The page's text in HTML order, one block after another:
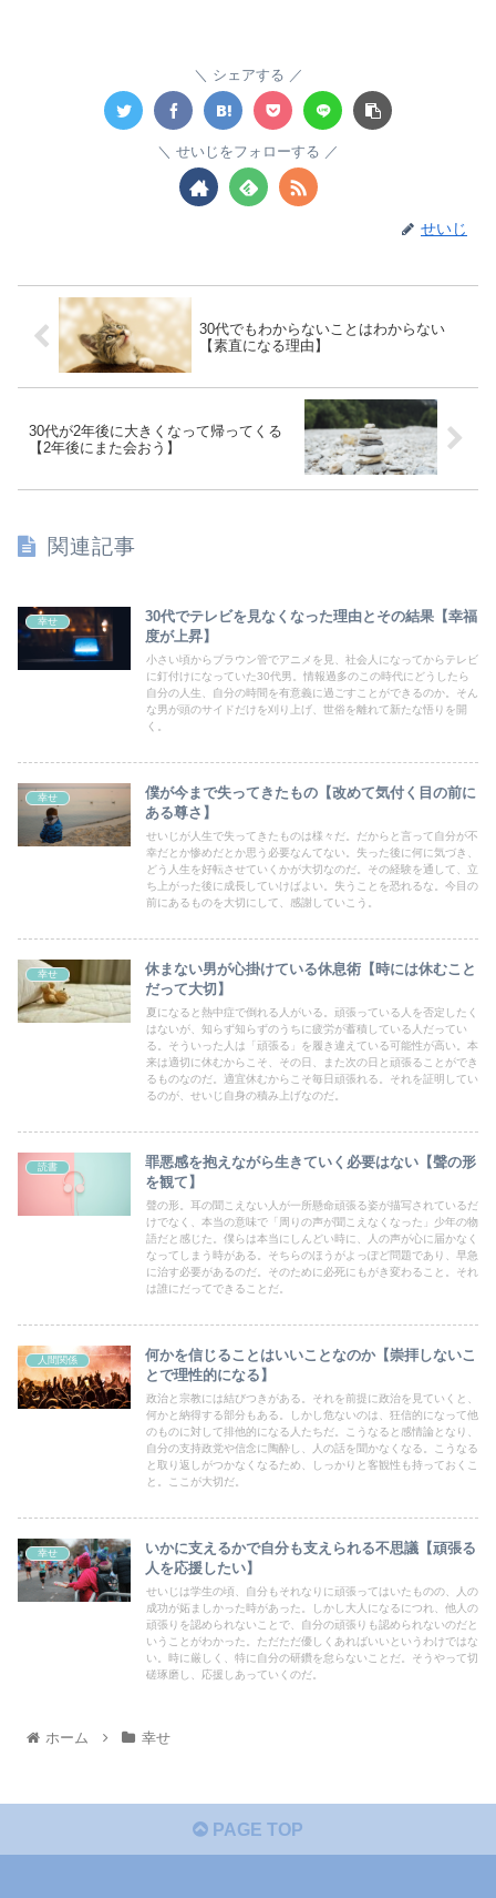
シェアする
せいじをフォローする
せいじ
30代でもわからないことはわからない
【素直になる理由】
30代が2年後に大きくなって帰ってくる
【2年後にまた会おう】
関連記事
幸せ
30代でテレビを見なくなった理由とその結果【幸福
度が上昇】
小さい頃からブラウン管でアニメを見、社会人になってからテレビ
に釘付けになっていた30代男。情報過多のこの時代にどうしたら
自分の人生、自分の時間を有意義に過ごすことができるのか。そん
な男が頭のサイドだけを刈り上げ、世俗を離れて新たな悟りを開
く。
幸せ
僕が今まで失ってきたもの【改めて気付く目の前に
ある尊さ】
せいじが人生で失ってきたものは様々だ。だからと言って自分が不
幸だとか惨めだとか思う必要なんてない。失った後に何に気づき、
どう人生を好転させていくかが大切なのだ。その経験を通して、立
ち上がった後に成長していけばよい。失うことを恐れるな。今目の
前にあるものを大切にして、感謝していこう。
幸せ
休まない男が心掛けている休息術【時には休むこと
だって大切】
夏になると熱中症で倒れる人がいる。頑張っている人を否定したく
はないが、知らず知らずのうちに疲労が蓄積している人だってい
る。そういった人は「頑張る」を履き違えている可能性が高い。本
来は適切に休むからこそ、その日、また次の日と頑張ることができ
るものなのだ。適宜休むからこそ毎日頑張れる。それを証明してい
るのが、せいじ自身の積み上げなのだ。
読書
罪悪感を抱えながら生きていく必要はない【聲の形
を観て】
聲の形。耳の聞こえない人が一所懸命頑張る姿が描写されているだ
けでなく、本当の意味で「周りの声が聞こえなくなった」少年の物
語だと感じた。僕らは本当にしんどい時に、人の声が心に届かなく
なってしまう時がある。そちらのほうがよっぽど問題であり、早急
に治す必要があるのだ。そのために必死にもがき変わること。それ
は誰にだってできることだ。
人間関係
何かを信じることはいいことなのか【崇拝しないこ
とで理性的になる】
政治と宗教には結びつきがある。それを前提に政治を見ていくと、
何かと納得する部分もある。しかし危ないのは、狂信的になって他
のものに対して排他的になる人たちだ。こうなると感情論となり、
自分の支持政党や信念に陶酔し、人の話を聞かなくなる。こうなる
と取り返しがつかなくなるため、しっかりと客観性も持っておくこ
と。ここが大切だ。
幸せ
いかに支えるかで自分も支えられる不思議【頑張る
人を応援したい】
せいじは学生の頃、自分もそれなりに頑張ってはいたものの、人の
成功が妬ましかった時があった。しかし大人になるにつれ、他人の
頑張りを認められないことで、自分の頑張りも認められないのだと
いうことがわかった。ただただ優しくあればいいというわけではな
い。時に厳しく、特に自分の研鑽を怠らないことだ。そうやって切
磋琢磨し、応援しあっていくのだ。
ホーム 幸せ
PAGE TOP